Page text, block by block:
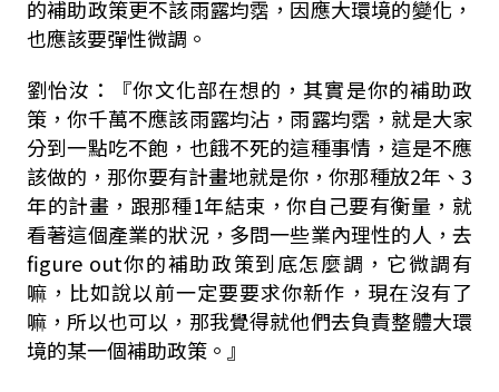
的補助政策更不該雨露均霑，因應大環境的變化，
也應該要彈性微調。
劉怡汝：『你文化部在想的，其實是你的補助政
策，你千萬不應該雨露均沾，雨露均霑，就是大家
分到一點吃不飽，也餓不死的這種事情，這是不應
該做的，那你要有計畫地就是你，你那種放2年、3
年的計畫，跟那種1年結束，你自己要有衡量，就
看著這個產業的狀況，多問一些業內理性的人，去
figure out你的補助政策到底怎麼調，它微調有
嘛，比如說以前一定要要求你新作，現在沒有了
嘛，所以也可以，那我覺得就他們去負責整體大環
境的某一個補助政策。』